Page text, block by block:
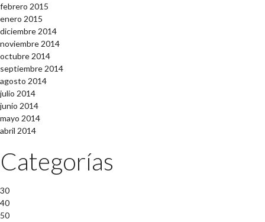
febrero 2015
enero 2015
diciembre 2014
noviembre 2014
octubre 2014
septiembre 2014
agosto 2014
julio 2014
junio 2014
mayo 2014
abril 2014
Categorías
30
40
50